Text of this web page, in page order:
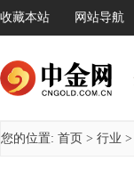
收藏本站 网站导航
您的位置: 首页 > 行业 >